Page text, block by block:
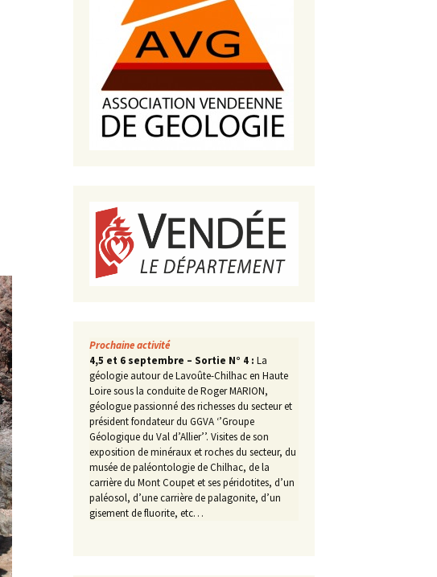
Lames minces de roches
Paysages, affleurements
Photos de groupes
Prochaine activité
4,5 et 6 septembre – Sortie N° 4 : La
géologie autour de Lavoûte-Chilhac en Haute
Loire sous la conduite de Roger MARION,
géologue passionné des richesses du secteur et
président fondateur du GGVA ‘’Groupe
Géologique du Val d’Allier’’. Visites de son
exposition de minéraux et roches du secteur, du
musée de paléontologie de Chilhac, de la
carrière du Mont Coupet et ses péridotites, d’un
paléosol, d’une carrière de palagonite, d’un
gisement de fluorite, etc…